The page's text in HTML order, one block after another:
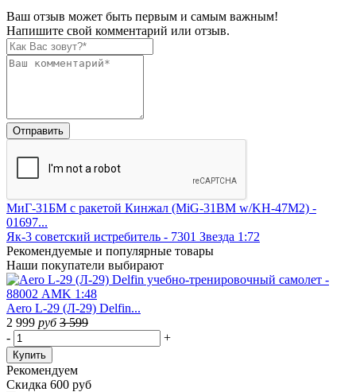
Ваш отзыв может быть первым и самым важным!
Напишите свой комментарий или отзыв.
МиГ-31БМ с ракетой Кинжал (MiG-31BM w/KH-47M2) -
01697...
Як-3 советский истребитель - 7301 Звезда 1:72
Рекомендуемые и популярные товары
Наши покупатели выбирают
Aero L-29 (Л-29) Delfin...
2 999 руб 3 599
-
+
Купить
Рекомендуем
Скидка 600 руб